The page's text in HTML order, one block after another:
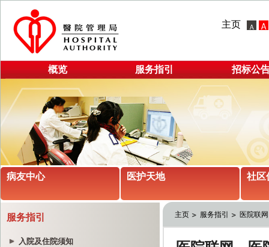
主页
概览 服务指引 招标公
病友中心 医护天地 社区
服务指引
入院及住院须知
主页 服务指引 医院联